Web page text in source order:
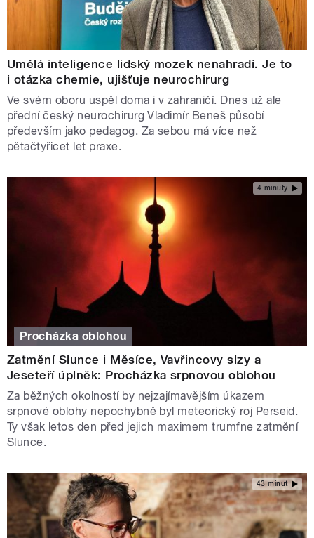
Umělá inteligence lidský mozek nenahradí. Je to
i otázka chemie, ujišťuje neurochirurg
Ve svém oboru uspěl doma i v zahraničí. Dnes už ale
přední český neurochirurg Vladimír Beneš působí
především jako pedagog. Za sebou má více než
pětačtyřicet let praxe.
4 minuty
Procházka oblohou
Zatmění Slunce i Měsíce, Vavřincovy slzy a
Jeseteří úplněk: Procházka srpnovou oblohou
Za běžných okolností by nejzajímavějším úkazem
srpnové oblohy nepochybně byl meteorický roj Perseid.
Ty však letos den před jejich maximem trumfne zatmění
Slunce.
43 minut